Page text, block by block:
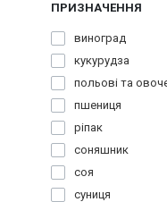
ПРИЗНАЧЕННЯ
виноград
кукурудза
польові та
пшениця
ріпак
соняшник
соя
суниця